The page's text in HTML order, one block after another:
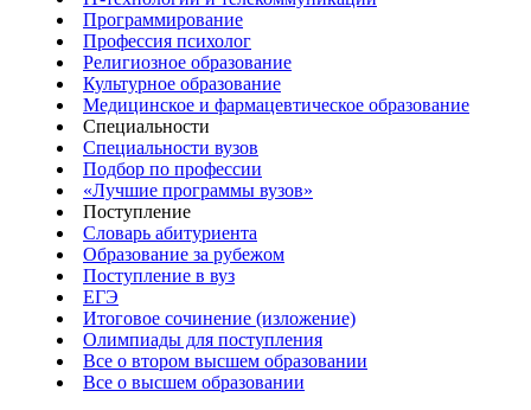
Программирование
Профессия психолог
Религиозное образование
Культурное образование
Медицинское и фармацевтическое образование
Специальности
Специальности вузов
Подбор по профессии
«Лучшие программы вузов»
Поступление
Словарь абитуриента
Образование за рубежом
Поступление в вуз
ЕГЭ
Итоговое сочинение (изложение)
Олимпиады для поступления
Все о втором высшем образовании
Все о высшем образовании